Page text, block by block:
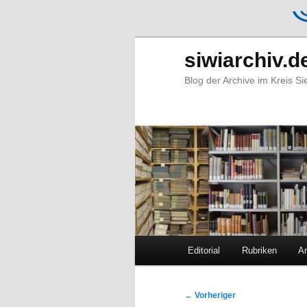
Blog der Archive im Kreis
Zum
Zum
Editorial Rubriken
Beitragsnavigation
← Vorheriger